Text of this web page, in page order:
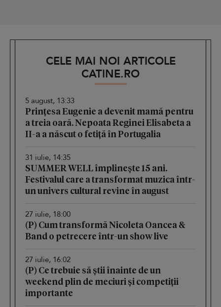
CELE MAI NOI ARTICOLE
CATINE.RO
5 august, 13:33
Prințesa Eugenie a devenit mamă pentru
a treia oară. Nepoata Reginei Elisabeta a
II-a a născut o fetiță în Portugalia
31 iulie, 14:35
SUMMER WELL împlinește 15 ani.
Festivalul care a transformat muzica într-
un univers cultural revine în august
27 iulie, 18:00
(P) Cum transformă Nicoleta Oancea &
Band o petrecere într-un show live
27 iulie, 16:02
(P) Ce trebuie să știi înainte de un
weekend plin de meciuri și competiții
importante